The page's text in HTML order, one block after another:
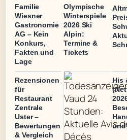
Familie
Wiesner
Gastronomie
AG – Kein
Konkurs,
Fakten und
Lage
Olympische
Winterspiele
2026 Ski
Alpin:
Termine &
Tickets
Rezensionen
für
Restaurant
Zentrale
Uster –
Bewertungen
& Vergleich
His
und